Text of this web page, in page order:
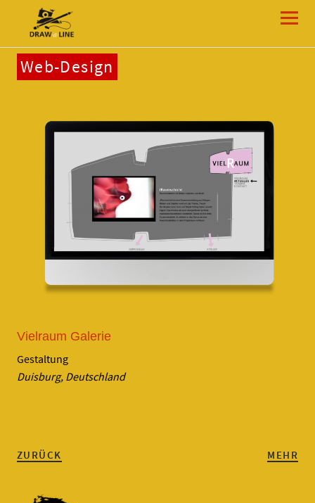
Draw-a-Line Grafik- und Web-Design
Web-Design
Vielraum Galerie
Gestaltung
Duisburg, Deutschland
ZURÜCK MEHR